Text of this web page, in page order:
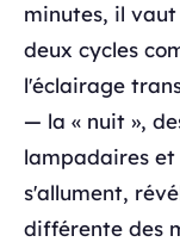
minutes, il
deux cycles
l'éclairage
— la « nuit »,
lampadaires et
s'allument,
différente des